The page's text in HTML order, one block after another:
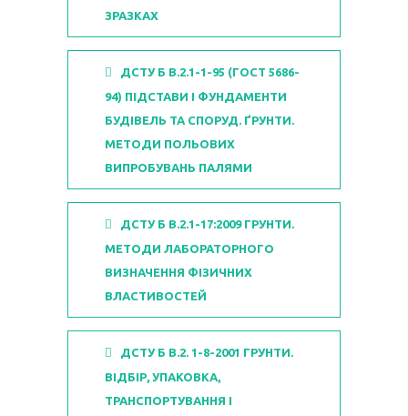
ЗРАЗКАХ
ДСТУ Б В.2.1-1-95 (ГОСТ 5686-
94) ПІДСТАВИ І ФУНДАМЕНТИ
БУДІВЕЛЬ ТА СПОРУД. ҐРУНТИ.
МЕТОДИ ПОЛЬОВИХ
ВИПРОБУВАНЬ ПАЛЯМИ
ДСТУ Б В.2.1-17:2009 ГРУНТИ.
МЕТОДИ ЛАБОРАТОРНОГО
ВИЗНАЧЕННЯ ФІЗИЧНИХ
ВЛАСТИВОСТЕЙ
ДСТУ Б В.2. 1-8-2001 ГРУНТИ.
ВІДБІР, УПАКОВКА,
ТРАНСПОРТУВАННЯ І